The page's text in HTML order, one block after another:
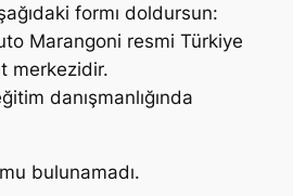
formı doldursun:
Marangoni resmi Türkiye
merkezidir.
danışmanlığında
bulunamadı.